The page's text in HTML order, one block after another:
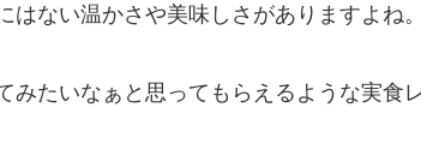
はない温かさや美味しさがありますよね。
みたいなぁと思ってもらえるような実食